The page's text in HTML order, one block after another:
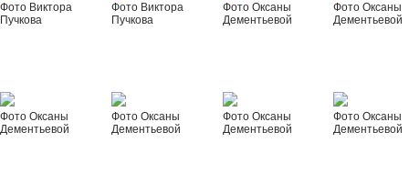
Фото Виктора
Пучкова
Фото Виктора
Пучкова
Фото Оксаны
Дементьевой
Фото Оксаны
Дементьевой
Фото Оксаны
Дементьевой
Фото Оксаны
Дементьевой
Фото Оксаны
Дементьевой
Фото Оксаны
Дементьевой